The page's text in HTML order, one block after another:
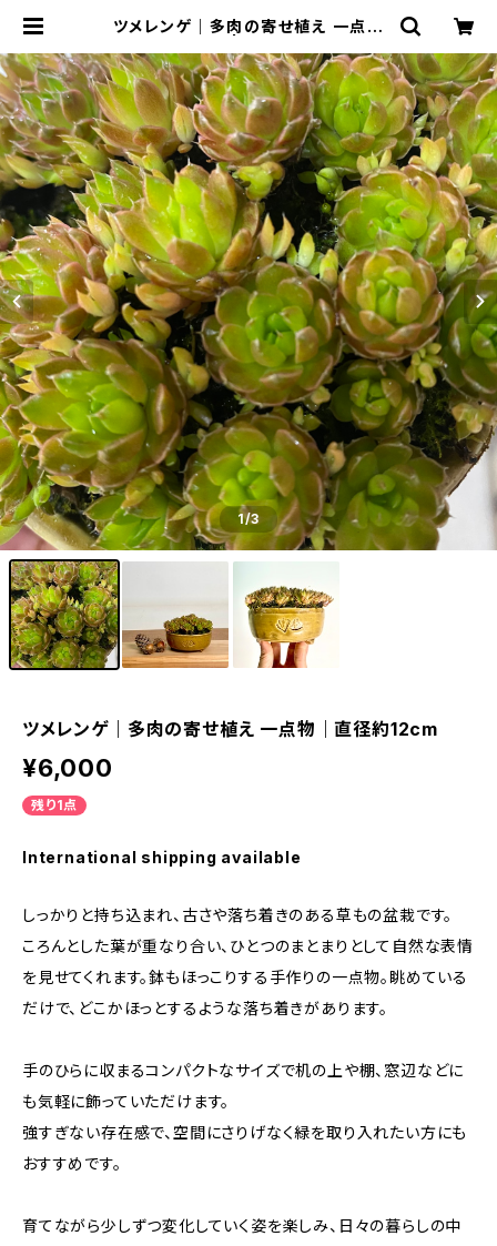
ツメレンゲ｜多肉の寄せ植え 一点物
ェブショップ
1/3
ツメレンゲ｜多肉の寄せ植え 一点物｜直径約12cm
¥6,000
残り1点
International shipping available
しっかりと持ち込まれ、古さや落ち着きのある草もの盆栽です。
ころんとした葉が重なり合い、ひとつのまとまりとして自然な表情
を見せてくれます。鉢もほっこりする手作りの一点物。眺めている
だけで、どこかほっとするような落ち着きがあります。
手のひらに収まるコンパクトなサイズで机の上や棚、窓辺などに
も気軽に飾っていただけます。
強すぎない存在感で、空間にさりげなく緑を取り入れたい方にも
おすすめです。
育てながら少しずつ変化していく姿を楽しみ、日々の暮らしの中